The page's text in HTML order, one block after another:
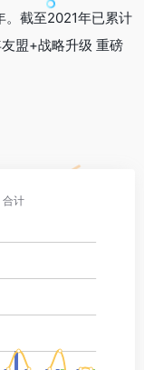
。截至2021年已累计
盟+战略升级 重磅